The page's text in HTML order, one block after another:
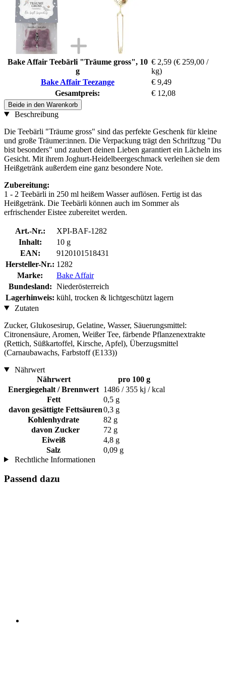
Bake Affair Teebärli "Träume gross", 10
g
€ 2,59 (€ 259,00 /
kg)
Bake Affair Teezange
€ 9,49
Gesamtpreis:
€ 12,08
Beide in den Warenkorb
Beschreibung
Die Teebärli "Träume gross" sind das perfekte Geschenk für kleine
und große Träumer:innen. Die Verpackung trägt den Schriftzug "Du
bist besonders" und zaubert deinen Lieben garantiert ein Lächeln ins
Gesicht. Mit ihrem Joghurt-Heidelbeergeschmack verleihen sie dem
Heißgetränk außerdem eine ganz besondere Note.
Zubereitung:
1 - 2 Teebärli in 250 ml heißem Wasser auflösen. Fertig ist das
Heißgetränk. Die Teebärli können auch im Sommer als
erfrischender Eistee zubereitet werden.
Art.-Nr.:
XPI-BAF-1282
Inhalt:
10 g
EAN:
9120101518431
Hersteller-Nr.: 1282
Marke:
Bake Affair
Bundesland: Niederösterreich
Lagerhinweis: kühl, trocken & lichtgeschützt lagern
Zutaten
Zucker, Glukosesirup, Gelatine, Wasser, Säuerungsmittel:
Citronensäure, Aromen, Weißer Tee, färbende Pflanzenextrakte
(Rettich, Süßkartoffel, Kirsche, Apfel), Überzugsmittel
(Carnaubawachs, Farbstoff (E133))
Nährwert
Nährwert
pro 100 g
Energiegehalt / Brennwert 1486 / 355 kj / kcal
Fett
0,5 g
davon gesättigte Fettsäuren0,3 g
Kohlenhydrate
82 g
davon Zucker
72 g
Eiweiß
4,8 g
Salz
0,09 g
Rechtliche Informationen
Passend dazu